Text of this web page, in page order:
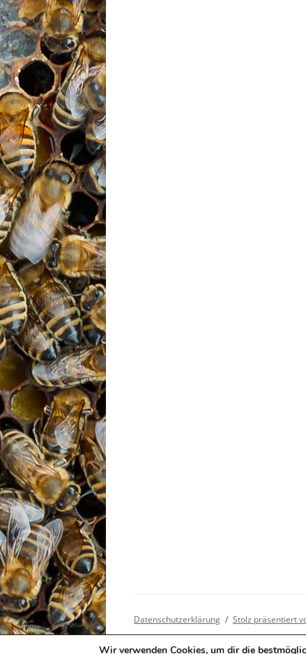
Datenschutzerklärung Stolz präsentiert
Wir verwenden Cookies, um dir die